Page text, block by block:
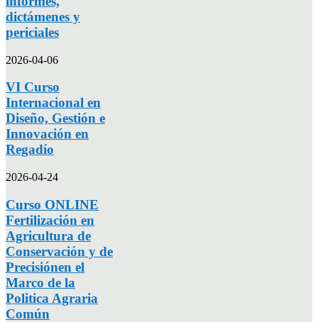
dictámenes y
periciales
2026-04-06
VI Curso
Internacional en
Diseño, Gestión e
Innovación en
Regadío
2026-04-24
Curso ONLINE
Fertilización en
Agricultura de
Conservación y de
Precisiónen el
Marco de la
Politica Agraria
Común